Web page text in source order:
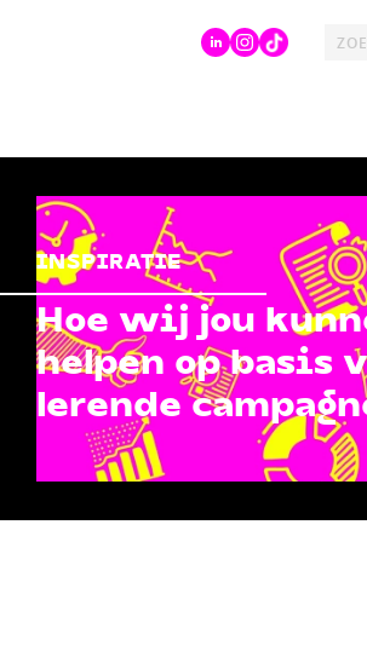
INSPIRATIE
Hoe wij jou
helpen op basis
lerende